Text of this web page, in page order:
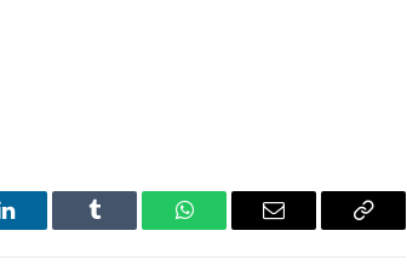
LinkedIn Tumblr WhatsAppEmail
Copy